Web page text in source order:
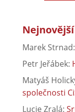
Marek Strnad:
Petr Jeřábek:
Matyáš
společnosti
Lucie Zralá: